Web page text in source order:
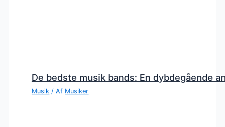
De bedste musik bands: En dybdegående
Musik / Af Musiker